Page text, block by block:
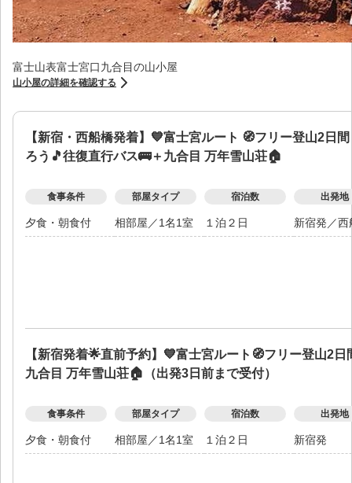
富士山表富士宮口九合目の山小屋
山小屋の詳細を確認する
【新宿・西船橋発着】💙富士宮ルート 🧭フリー登山2日
ろう🎵往復直行バス🚌＋九合目 万年雪山荘🏠
食事条件
夕食・朝食付
部屋タイプ
相部屋 ／1名1室
宿泊数
１泊２日
出発地
新宿発 ／西
【新宿発着🌟直前予約】💙富士宮ルート🧭フリー登山2
九合目 万年雪山荘🏠（出発3日前まで受付）
食事条件
夕食・朝食付
部屋タイプ
相部屋 ／1名1室
宿泊数
１泊２日
出発地
新宿発